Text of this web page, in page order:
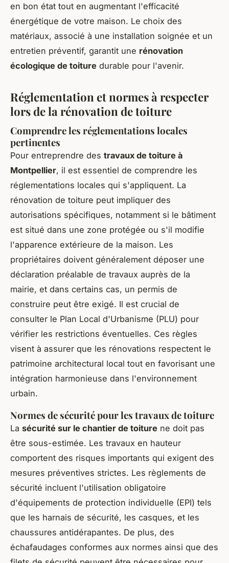
en bon état tout en augmentant l'efficacité
énergétique de votre maison. Le choix des
matériaux, associé à une installation soignée et un
entretien préventif, garantit une rénovation
écologique de toiture durable pour l'avenir.
Réglementation et normes à respecter
lors de la rénovation de toiture
Comprendre les réglementations locales
pertinentes
Pour entreprendre des travaux de toiture à
Montpellier, il est essentiel de comprendre les
réglementations locales qui s'appliquent. La
rénovation de toiture peut impliquer des
autorisations spécifiques, notamment si le bâtiment
est situé dans une zone protégée ou s'il modifie
l'apparence extérieure de la maison. Les
propriétaires doivent généralement déposer une
déclaration préalable de travaux auprès de la
mairie, et dans certains cas, un permis de
construire peut être exigé. Il est crucial de
consulter le Plan Local d'Urbanisme (PLU) pour
vérifier les restrictions éventuelles. Ces règles
visent à assurer que les rénovations respectent le
patrimoine architectural local tout en favorisant une
intégration harmonieuse dans l'environnement
urbain.
Normes de sécurité pour les travaux de toiture
La sécurité sur le chantier de toiture ne doit pas
être sous-estimée. Les travaux en hauteur
comportent des risques importants qui exigent des
mesures préventives strictes. Les règlements de
sécurité incluent l'utilisation obligatoire
d'équipements de protection individuelle (EPI) tels
que les harnais de sécurité, les casques, et les
chaussures antidérapantes. De plus, des
échafaudages conformes aux normes ainsi que des